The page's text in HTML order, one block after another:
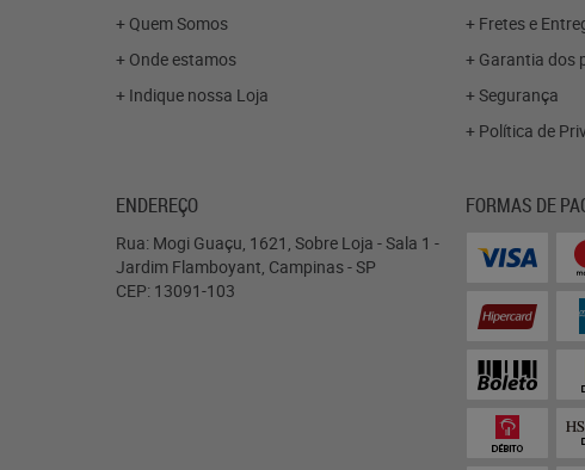
Quem Somos
Onde estamos
Indique nossa Loja
Fretes e
Garantia dos
Segurança
Política de
ENDEREÇO
Rua: Mogi Guaçu, 1621, Sobre Loja - Sala 1 -
Jardim Flamboyant, Campinas-SP
CEP: 13091-103
FORMAS DE